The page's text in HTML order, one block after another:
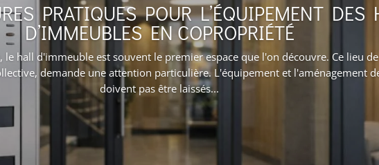
PRATIQUES POUR L’ÉQUIPEMENT DES
D’IMMEUBLES EN COPROPRIÉTÉ
le hall d'immeuble est souvent le premier espace que l'on découvre. Ce lieu de
demande une attention particulière. L'équipement et l'aménagement
doivent pas être laissés...